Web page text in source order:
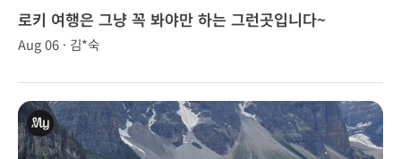
로키 여행은 그냥 꼭 봐야만 하는 그런곳입니다~
Aug 06 · 김*숙